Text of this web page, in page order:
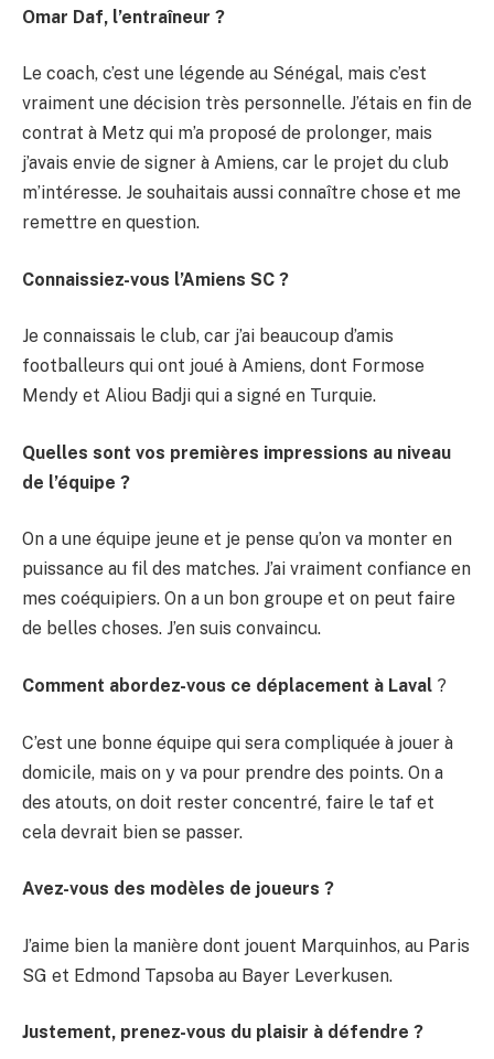
Omar Daf, l’entraîneur ?
Le coach, c’est une légende au Sénégal, mais c’est
vraiment une décision très personnelle. J’étais en fin de
contrat à Metz qui m’a proposé de prolonger, mais
j’avais envie de signer à Amiens, car le projet du club
m’intéresse. Je souhaitais aussi connaître chose et me
remettre en question.
Connaissiez-vous l’Amiens SC ?
Je connaissais le club, car j’ai beaucoup d’amis
footballeurs qui ont joué à Amiens, dont Formose
Mendy et Aliou Badji qui a signé en Turquie.
Quelles sont vos premières impressions au niveau
de l’équipe ?
On a une équipe jeune et je pense qu’on va monter en
puissance au fil des matches. J’ai vraiment confiance en
mes coéquipiers. On a un bon groupe et on peut faire
de belles choses. J’en suis convaincu.
Comment abordez-vous ce déplacement à Laval ?
C’est une bonne équipe qui sera compliquée à jouer à
domicile, mais on y va pour prendre des points. On a
des atouts, on doit rester concentré, faire le taf et
cela devrait bien se passer.
Avez-vous des modèles de joueurs ?
J’aime bien la manière dont jouent Marquinhos, au Paris
SG et Edmond Tapsoba au Bayer Leverkusen.
Justement, prenez-vous du plaisir à défendre ?